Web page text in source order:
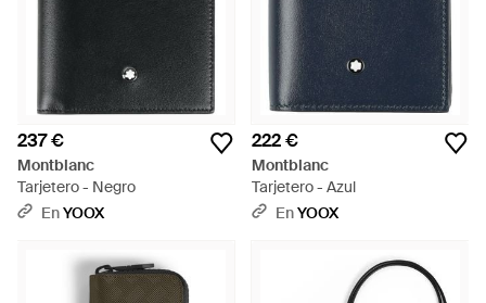
237 €
Montblanc
Tarjetero - Negro
EnYOOX
222 €
Montblanc
Tarjetero - Azul
EnYOOX